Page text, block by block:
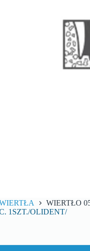
WIERTŁO
1SZT./OLIDENT/